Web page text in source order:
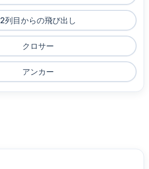
2列目からの飛び出し
クロサー
アンカー